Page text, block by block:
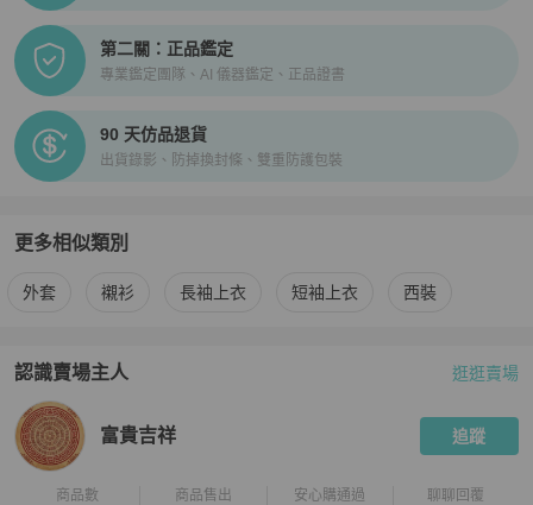
第二關：正品鑑定
專業鑑定團隊、AI 儀器鑑定、正品證書
90 天仿品退貨
出貨錄影、防掉換封條、雙重防護包裝
更多相似類別
更多 BURBERRY 男裝相似商品推薦
外套 襯衫 長袖上衣 短袖上衣 西裝
認識賣場主人
PopChill 拍拍圈嚴選賣家
逛逛賣場
富貴吉祥 追蹤
商品數 商品售出 安心購通過 聊聊回覆